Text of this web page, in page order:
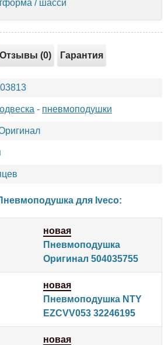
/ шасси
Отзывы (0) Гарантия
- пневмоподушки
для Iveco:
новая
Пневмоподушка
Оригинал 504035755
новая
Пневмоподушка NTY
EZCVV053 32246195
новая